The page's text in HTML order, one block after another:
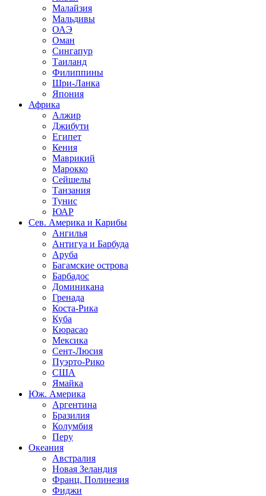
Малайзия
Мальдивы
ОАЭ
Оман
Сингапур
Таиланд
Филиппины
Шри-Ланка
Япония
Африка
Алжир
Джибути
Египет
Кения
Маврикий
Марокко
Сейшелы
Танзания
Тунис
ЮАР
Сев. Америка и Карибы
Ангилья
Антигуа и Барбуда
Аруба
Багамские острова
Барбадос
Доминикана
Гренада
Коста-Рика
Куба
Кюрасао
Мексика
Сент-Люсия
Пуэрто-Рико
США
Ямайка
Юж. Америка
Аргентина
Бразилия
Колумбия
Перу
Океания
Австралия
Новая Зеландия
Франц. Полинезия
Фиджи